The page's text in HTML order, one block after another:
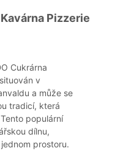
Pizzerie
Cukrárna
v
a může se
tradicí, která
populární
dílnu,
prostoru.